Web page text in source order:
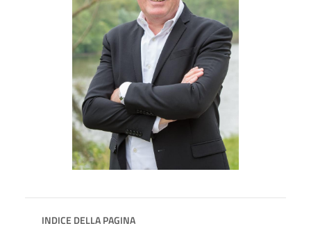
INDICE DELLA PAGINA